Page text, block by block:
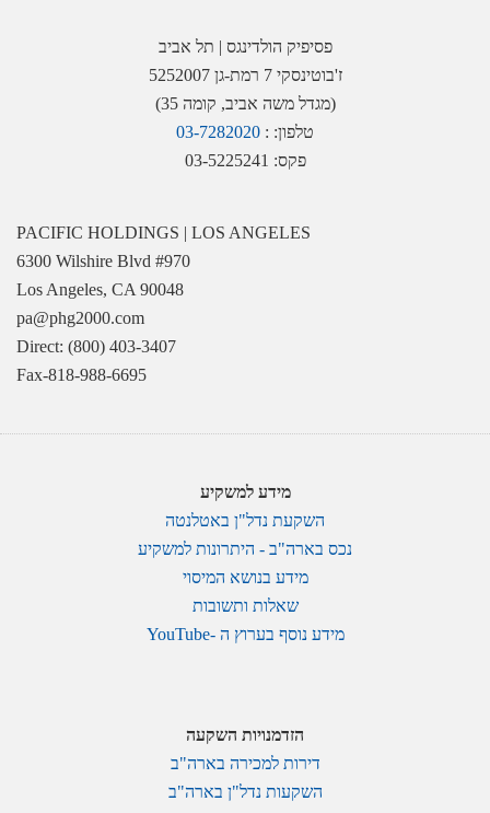
פסיפיק הולדינגס | תל אביב
ז'בוטינסקי 7 רמת-גן 5252007
(מגדל משה אביב, קומה 35)
טלפון: : 03-7282020
פקס: 03-5225241
PACIFIC HOLDINGS | LOS ANGELES
6300 Wilshire Blvd #970
Los Angeles, CA 90048
pa@phg2000.com
Direct: (800) 403-3407
Fax-818-988-6695
מידע למשקיע
השקעת נדל"ן באטלנטה
נכס בארה"ב - היתרונות למשקיע
מידע בנושא המיסוי
שאלות ותשובות
מידע נוסף בערוץ ה -YouTube
הזדמנויות השקעה
דירות למכירה בארה"ב
השקעות נדל"ן בארה"ב